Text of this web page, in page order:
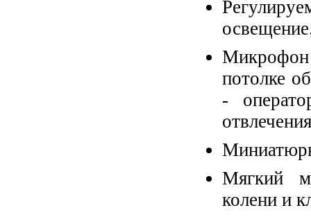
Микрофон
потолке
-
Мягкий
колени и